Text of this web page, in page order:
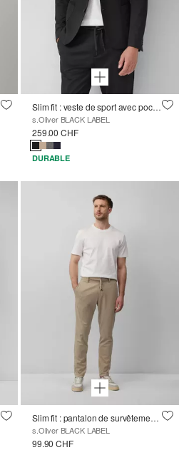
Slim fit : veste de sport avec poches plaquées
s.Oliver BLACK LABEL
259.00 CHF
DURABLE
Slim fit : pantalon de survêtement en viscose mélangée
s.Oliver BLACK LABEL
99.90 CHF